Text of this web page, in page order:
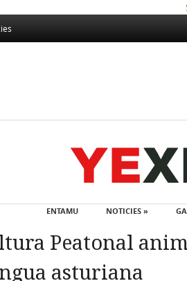
ENTAMU NOTICIES »
Peatonal
asturiana